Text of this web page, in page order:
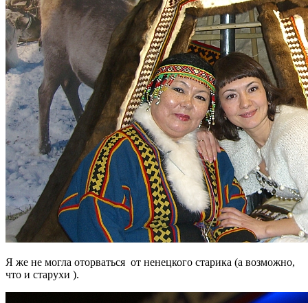
Я же не могла оторваться от ненецкого старика (а возможно,
что и старухи ).